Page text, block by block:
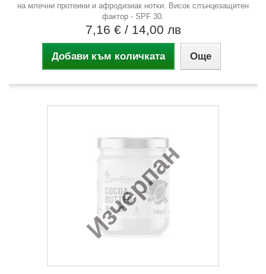
на млечни протеини и афродизиак нотки. Висок слънцезащитен
фактор - SPF 30.
7,16 € / 14,00 лв
Добави към количката Още
Изчерпан